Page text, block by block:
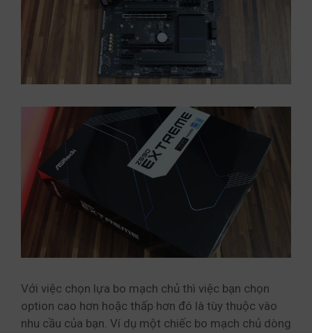
Với việc chọn lựa bo mạch chủ thì việc bạn chọn
option cao hơn hoặc thấp hơn đó là tùy thuộc vào
nhu cầu của bạn. Ví dụ một chiếc bo mạch chủ dòng